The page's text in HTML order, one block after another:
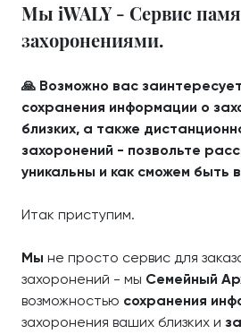
Мы iWALY - Сервис
захоронениями.
🙏 Возможно вас
сохранения информации о
близких, а также
захоронений - позвольте
уникальны и как сможем быть
Итак приступим.
Мы не просто сервис для
захоронений - мы Семейный
возможностью сохранения
захоронения ваших близких и